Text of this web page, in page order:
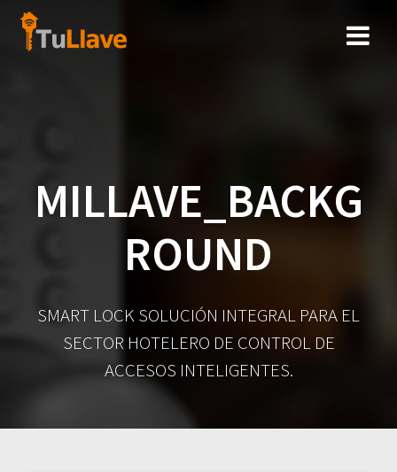
MILLAVE_BACKG
ROUND
SMART LOCK SOLUCIÓN INTEGRAL PARA EL
SECTOR HOTELERO DE CONTROL DE
ACCESOS INTELIGENTES.